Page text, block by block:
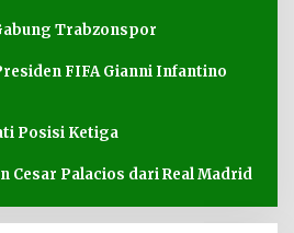
Trabzonspor
FIFA Gianni Infantino
Posisi Ketiga
Cesar Palacios dari Real Madrid